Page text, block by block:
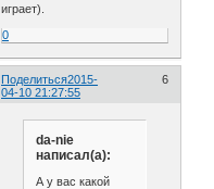
играет).
0
Поделиться 6
2015-
04-10 21:27:55
da-nie
написал(а):
А у вас какой